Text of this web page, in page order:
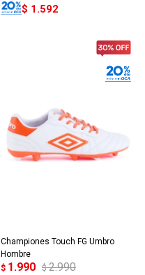
$ 1.592
Championes Touch FG Umbro
Hombre
$ 1.990 $ 2.990